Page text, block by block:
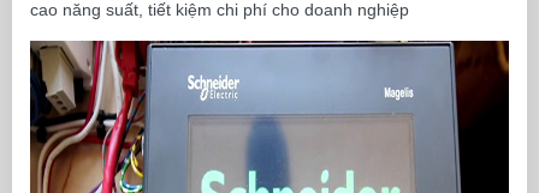
cao năng suất, tiết kiệm chi phí cho doanh nghiệp